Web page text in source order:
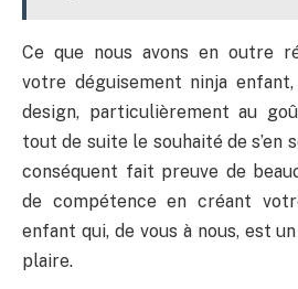
Ce que nous avons en outre
votre déguisement ninja enfant,
design, particulièrement au
tout de suite le souhaité de s’en
conséquent fait preuve de
de compétence en créant
enfant qui, de vous à nous, est
plaire.